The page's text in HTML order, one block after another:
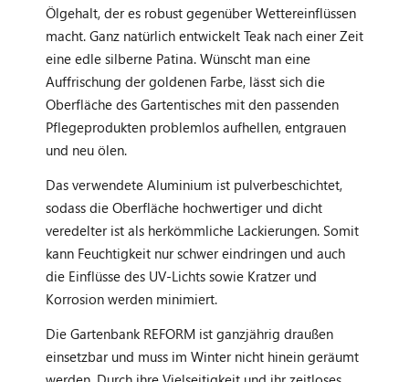
Ölgehalt, der es robust gegenüber Wettereinflüssen
macht. Ganz natürlich entwickelt Teak nach einer Zeit
eine edle silberne Patina. Wünscht man eine
Auffrischung der goldenen Farbe, lässt sich die
Oberfläche des Gartentisches mit den passenden
Pflegeprodukten problemlos aufhellen, entgrauen
und neu ölen.
Das verwendete Aluminium ist pulverbeschichtet,
sodass die Oberfläche hochwertiger und dicht
veredelter ist als herkömmliche Lackierungen. Somit
kann Feuchtigkeit nur schwer eindringen und auch
die Einflüsse des UV-Lichts sowie Kratzer und
Korrosion werden minimiert.
Die Gartenbank REFORM ist ganzjährig draußen
einsetzbar und muss im Winter nicht hinein geräumt